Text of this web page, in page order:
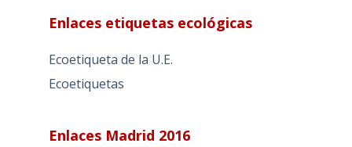
Enlaces etiquetas ecológicas
Ecoetiqueta de la U.E.
Ecoetiquetas
Enlaces Madrid 2016